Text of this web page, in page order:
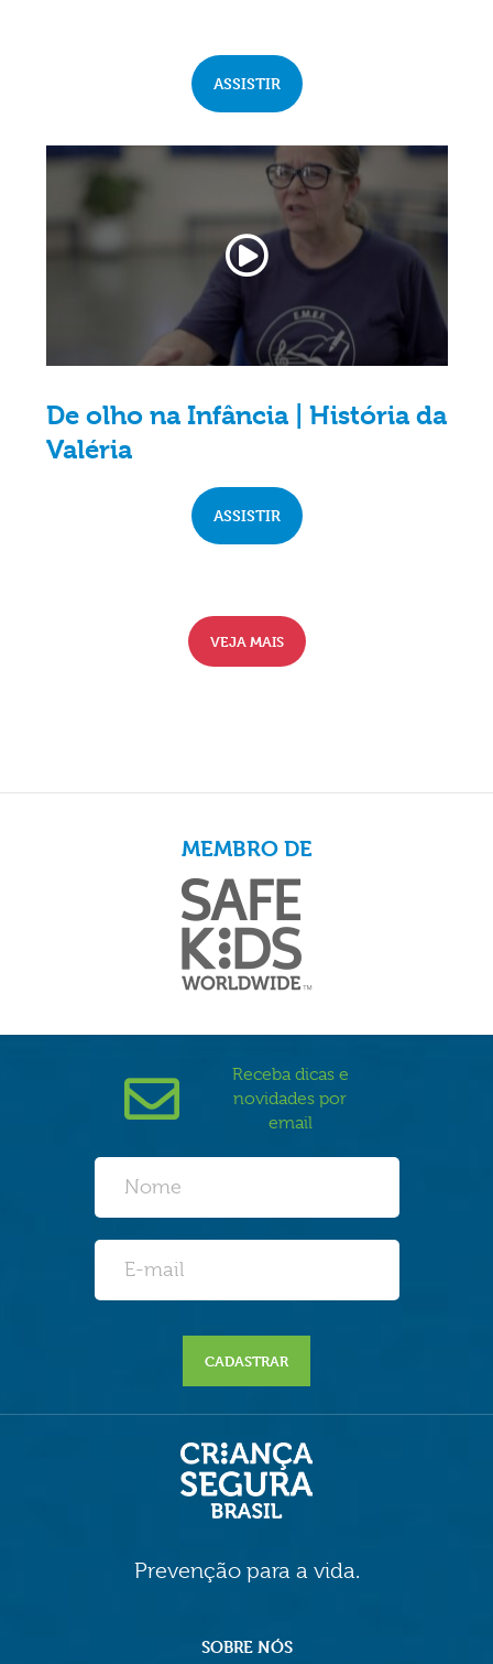
ASSISTIR
De olho na Infância | História da
Valéria
ASSISTIR
VEJA MAIS
MEMBRO DE
Receba dicas e
novidades por
email
CADASTRAR
Prevenção para a vida.
SOBRE NÓS